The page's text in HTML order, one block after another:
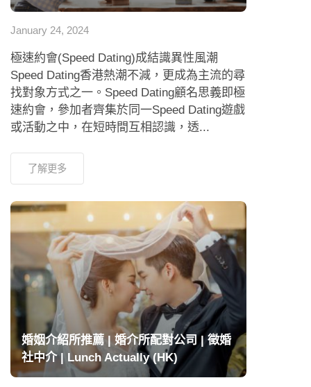
January 24, 2024
極速約會(Speed Dating)成結識異性風潮
Speed Dating香港熱潮不減，更成為主流的尋
找對象方式之一。Speed Dating顧名思義即極
速約會，參加者齊集於同一Speed Dating遊戲
或活動之中，在短時間互相認識，透...
了解更多
婚姻介紹所推薦 | 婚介所配對公司 | 徵婚
社中介 | Lunch Actually (HK)